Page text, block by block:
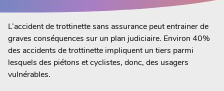
L’accident de trottinette sans assurance peut entrainer de
graves conséquences sur un plan judiciaire. Environ 40%
des accidents de trottinette impliquent un tiers parmi
lesquels des piétons et cyclistes, donc, des usagers
vulnérables.